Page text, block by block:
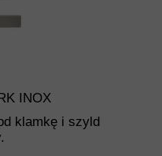
klamkę i szyld
INOX